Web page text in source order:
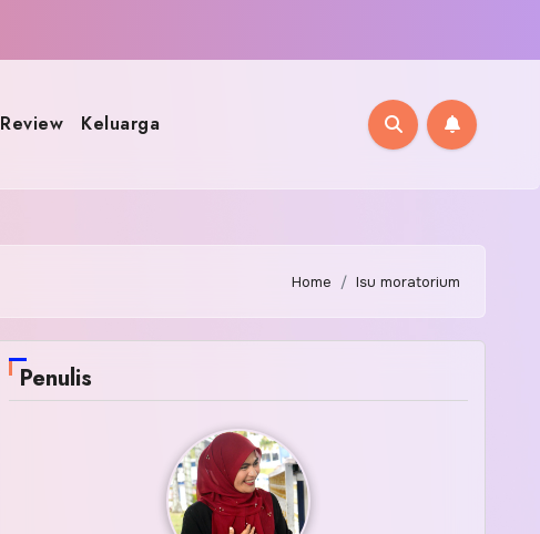
Review Keluarga
Home Isu moratorium
Penulis